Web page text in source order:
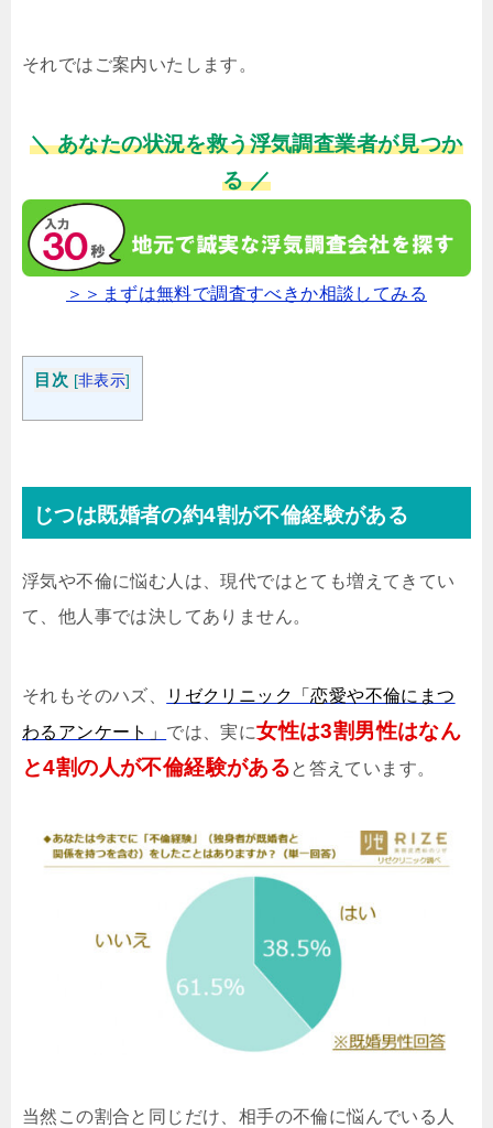
それではご案内いたします。
＼ あなたの状況を救う浮気調査業者が見つか
る ／
＞＞まずは無料で調査すべきか相談してみる
目次 [非表示]
じつは既婚者の約4割が不倫経験がある
浮気や不倫に悩む人は、現代ではとても増えてきてい
て、他人事では決してありません。
それもそのハズ、
リゼクリニック「恋愛や不倫にまつ
わるアンケート」 では、実に女性は3割男性はなん
と4割の人が不倫経験があると答えています。
当然この割合と同じだけ、相手の不倫に悩んでいる人